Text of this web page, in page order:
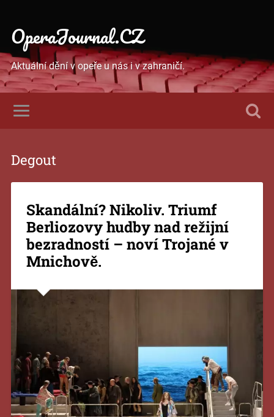
OperaJournal.CZ
Aktuální dění v opeře u nás i v zahraničí.
Degout
Skandální? Nikoliv. Triumf
Berliozovy hudby nad režijní
bezradností – noví Trojané v
Mnichově.